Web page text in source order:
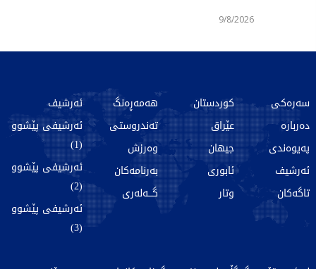
9/8/2026
سەرەکی
دەربارە
پەیوەندی
ئەرشیف
تاگەکان
کوردستان
عێراق
جیهان
ئابوری
وتار
هەمەڕەنگ
تەندروستی
وەرزش
بەرنامەکان
گـــەلەری
ئەرشیف
ئەرشیفی پێشوو
(1)
ئەرشیفی پێشوو
(2)
ئەرشیفی پێشوو
(3)